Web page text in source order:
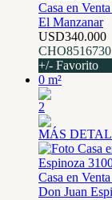
Casa en
El Manzanar
USD340.000
CHO8516730
+/- Favorito
0 m²
2
MÁS
Casa en
Don Juan